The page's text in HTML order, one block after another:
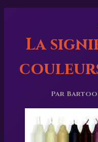
La
Par